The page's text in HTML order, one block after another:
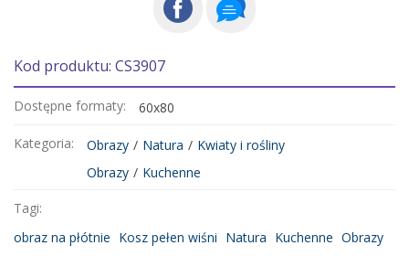
Kod produktu: CS3907
Dostępne formaty: 60x80
Kategoria: Obrazy / Natura / Kwiaty i rośliny
Obrazy / Kuchenne
Tagi:
obraz na płótnie Kosz pełen wiśni Natura Kuchenne Obrazy